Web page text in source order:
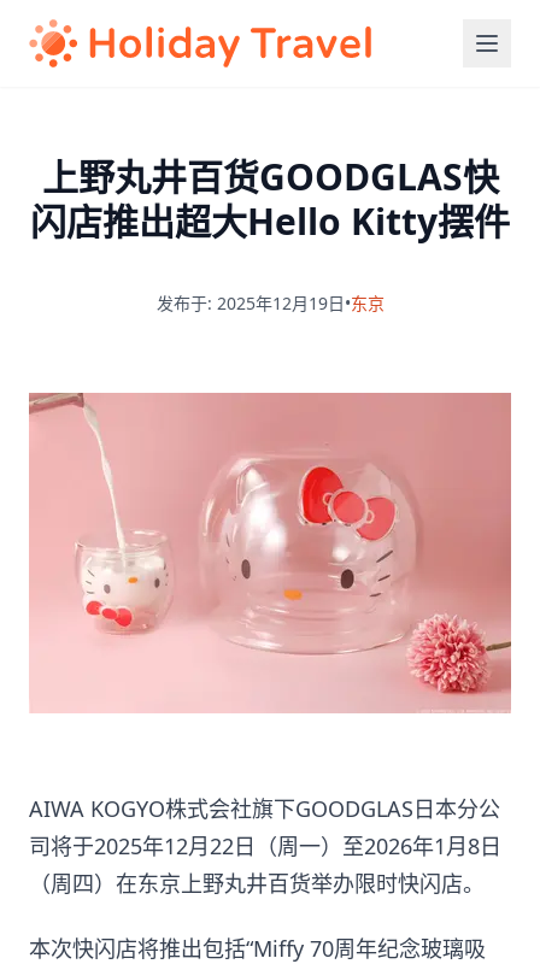
上野丸井百货GOODGLAS快
闪店推出超大Hello Kitty摆件
发布于: 2025年12月19日•东京
AIWA KOGYO株式会社旗下GOODGLAS日本分公
司将于2025年12月22日（周一）至2026年1月8日
（周四）在东京上野丸井百货举办限时快闪店。
本次快闪店将推出包括“Miffy 70周年纪念玻璃吸